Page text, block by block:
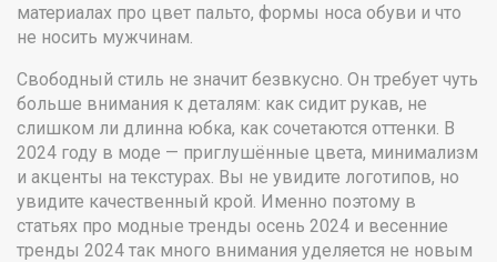
материалах про цвет пальто, формы носа обуви и что
не носить мужчинам.
Свободный стиль не значит безвкусно. Он требует чуть
больше внимания к деталям: как сидит рукав, не
слишком ли длинна юбка, как сочетаются оттенки. В
2024 году в моде — приглушённые цвета, минимализм
и акценты на текстурах. Вы не увидите логотипов, но
увидите качественный крой. Именно поэтому в
статьях про модные тренды осень 2024 и весенние
тренды 2024 так много внимания уделяется не новым